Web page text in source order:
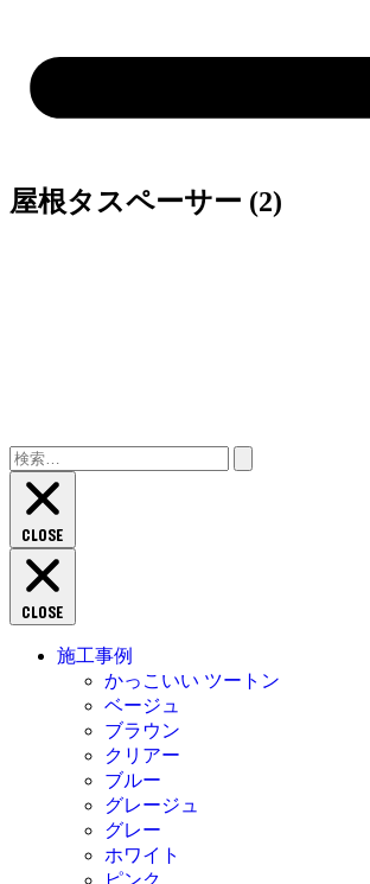
屋根タスペーサー (2)
検
索:
CLOSE
CLOSE
施工事例
かっこいい ツートン
ベージュ
ブラウン
クリアー
ブルー
グレージュ
グレー
ホワイト
ピンク